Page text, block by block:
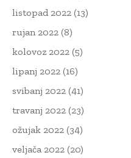
listopad 2022 (13)
rujan 2022 (8)
kolovoz 2022 (5)
lipanj 2022 (16)
svibanj 2022 (41)
travanj 2022 (23)
ožujak 2022 (34)
veljača 2022 (20)